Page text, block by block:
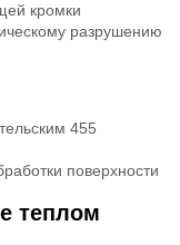
кромки
разрушению
455
поверхности
теплом